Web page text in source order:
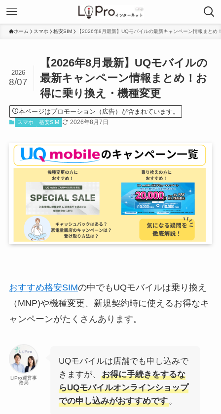
ホーム スマホ 格安SIM 【2026年8月最新】UQモバイルの最新キャンペーン情報まとめ
【2026年8月最新】UQモバイルの
最新キャンペーン情報まとめ！お
得に乗り換え・機種変更
2026
8/07
本ページはプロモーション（広告）が含まれています。
スマホ 格安SIM 2026年8月7日
おすすめ格安SIMの中でもUQモバイルは乗り換え
（MNP)や機種変更、新規契約時に使えるお得なキ
ャンペーンがたくさんあります。
LiPro運営事
務局
UQモバイルは店舗でも申し込みで
きますが、
お得に手続きをするな
らUQモバイルオンラインショップ
での申し込みがおすすめです。